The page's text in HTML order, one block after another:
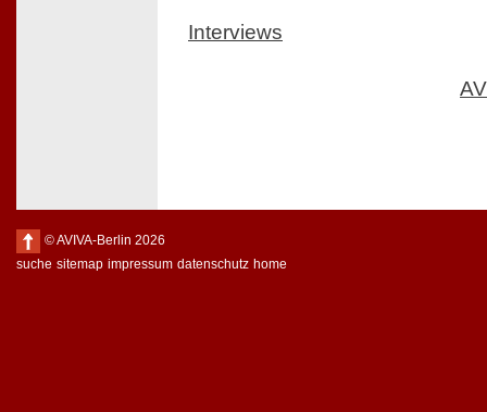
Interviews
© AVIVA-Berlin 2026
suche sitemap impressum datenschutz home